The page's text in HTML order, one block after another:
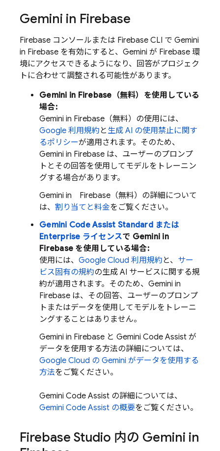
Gemini in Firebase
Firebase コンソールまたは Firebase CLI で Gemini
in Firebase を有効にすると、Gemini が Firebase 環
境にアクセスできるようになり、回答がプロジェク
トに合わせて調整される可能性があります。
Gemini in Firebase （無料）を使用している
場合:
Gemini in Firebase （無料）の使用には、
Google 利用規約 と 生成 AI の使用禁止に関す
るポリシーが適用されます。そのため、
Gemini in Firebase は、ユーザーのプロンプ
トとその回答を使用してモデルをトレーニン
グする場合があります。
Gemini in Firebase （無料）の詳細について
は、 割り当てと料金をご覧ください。
Gemini Code Assist Standard または
Enterprise ライセンスで Gemini in
Firebase を使用している場合:
使用には、 Google Cloud 利用規約 と、 サー
ビス固有の規約の生成 AI サービスに関する規
約が適用されます。そのため、Gemini in
Firebase は、その回答、ユーザーのプロンプ
トまたはデータを使用してモデルをトレーニ
ングすることはありません。
Gemini in Firebase と Gemini Code Assist が
データを使用する方法の詳細については、
Google Cloud の Gemini がデータを使用する
方法をご覧ください。
Gemini Code Assist の詳細については、
Gemini Code Assist の概要をご覧ください。
Firebase Studio 内の Gemini in